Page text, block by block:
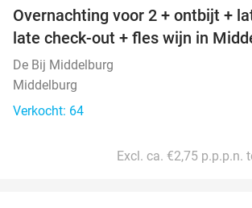
Overnachting voor 2 + ontbijt +
late check-out + fles wijn in
De Bij Middelburg
Middelburg
Verkocht: 64
Excl. ca. €2,75 p.p.p.n.